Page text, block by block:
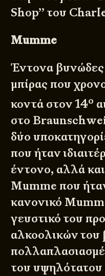
Shop’’ του
Mumme
Έντονα βυνώδες
μπίρας που
κοντά στον 14ο
στο
δύο
που ήταν
έντονο, αλλά
Mumme που
κανονικό
γευστικό του
αλκοολικών του
του υψηλότατου